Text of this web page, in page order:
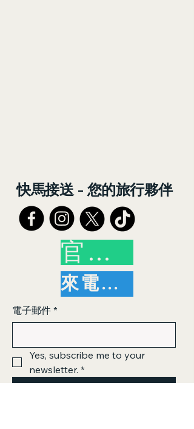
快馬接送 - 您的旅行夥伴
官方帳號
來電洽詢
電子郵件 *
Yes, subscribe me to your
newsletter. *